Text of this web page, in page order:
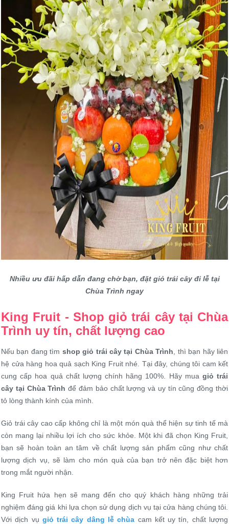
Nhiều ưu đãi hấp dẫn đang chờ bạn, đặt giỏ trái cây đi lễ tại
Chùa Trình ngay
King Fruit - Shop giỏ trái cây tại Chùa
Trình uy tín, chất lượng cao
Nếu bạn đang tìm shop giỏ trái cây tại Chùa Trình , thì bạn hãy liên
hệ cửa hàng hoa quả sạch King Fruit nhé. Tại đây, chúng tôi cam kết
cung cấp hoa quả chất lượng chính hãng 100%. Hãy mua giỏ trái
cây tại Chùa Trình để đảm bảo chất lượng và uy tín cũng đồng thời
tỏ lòng thành kính của mình.
Giỏ trái cây cao cấp không chỉ là một món quà thể hiện sự tinh tế mà
còn mang lại nhiều lợi ích cho sức khỏe. Một khi đã chọn King Fruit,
bạn sẽ hoàn toàn an tâm về chất lượng sản phẩm cũng như chất
lượng dịch vụ, sẽ làm cho món quà của bạn trở nên đặc biệt hơn
trong mắt người nhận.
King Fruit hứa hẹn sẽ mang đến cho quý khách hàng những trải
nghiệm đáng giá khi lựa chọn sử dụng dịch vụ tại cửa hàng chúng tôi.
Với dịch vụ giỏ trái cây dâng lễ chùa cam kết uy tín, chất lượng